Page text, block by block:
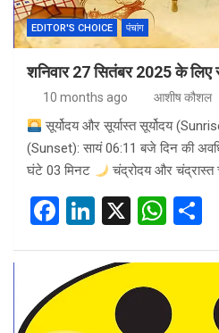
EDITOR'S CHOICE पंचांग
शनिवार 27 सितंबर 2025 के लिए
10 months ago आशीष कौशल
सूर्योदय और सूर्यास्त सूर्योदय
(Sunset): सायं 06:11 बजे दिन की
घंटे 03 मिनट
चंद्रोदय और
F
ce
b
o
Li
ke
dI
X
W
at
s
A
e